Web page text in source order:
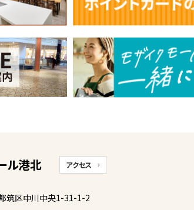
ル港北 アクセス
筑区中川中央1-31-1-2